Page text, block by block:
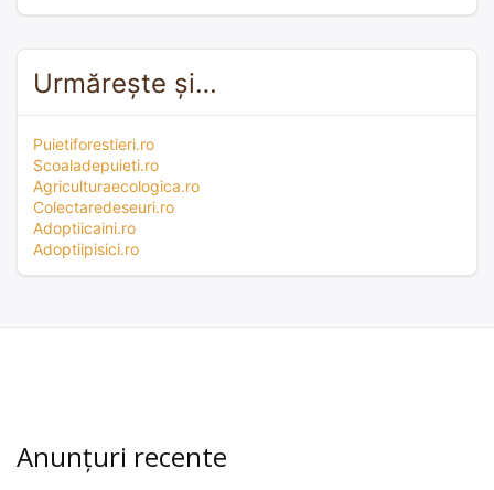
Urmărește și…
Puietiforestieri.ro
Scoaladepuieti.ro
Agriculturaecologica.ro
Colectaredeseuri.ro
Adoptiicaini.ro
Adoptiipisici.ro
Anunțuri recente